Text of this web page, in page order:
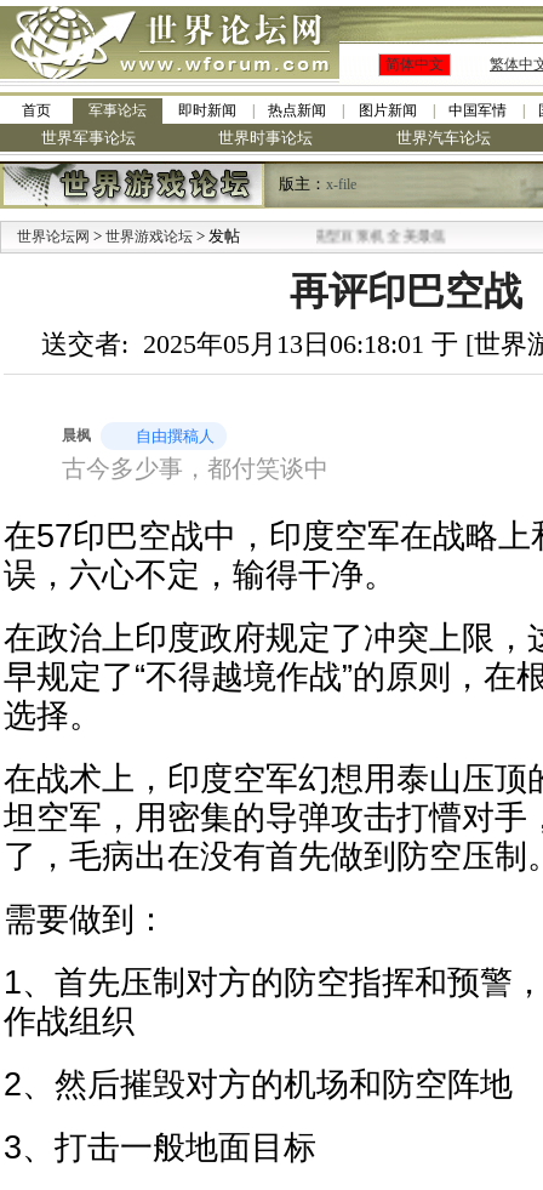
简体中文 繁体中
首页 军事论坛 即时新闻 热点新闻 图片新闻 中国军情
世界军事论坛 世界时事论坛 世界汽车论坛
版主： x-file
世界论坛网 > 世界游戏论坛 > 发帖
·九阳全新免清洗型豆浆机 全美最低
再评印巴空战
送交者: 2025年05月13日06:18:01 于 [世
晨枫 自由撰稿人
古今多少事，都付笑谈中
在57印巴空战中，印度空军在战略上
误，六心不定，输得干净。
在政治上印度政府规定了冲突上限，
早规定了“不得越境作战”的原则，在
选择。
在战术上，印度空军幻想用泰山压顶
坦空军，用密集的导弹攻击打懵对手
了，毛病出在没有首先做到防空压制
需要做到：
1、首先压制对方的防空指挥和预警
作战组织
2、然后摧毁对方的机场和防空阵地
3、打击一般地面目标